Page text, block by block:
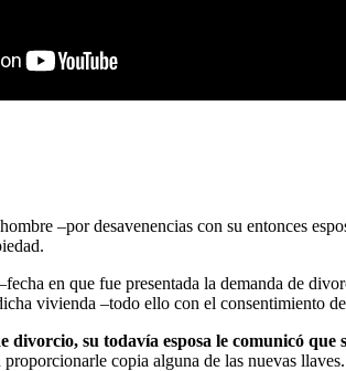
–por desavenencias con su entonces
en que fue presentada la demanda de
vivienda –todo ello con el consentimiento de
divorcio, su todavía esposa le comunicó
copia alguna de las nuevas llaves.